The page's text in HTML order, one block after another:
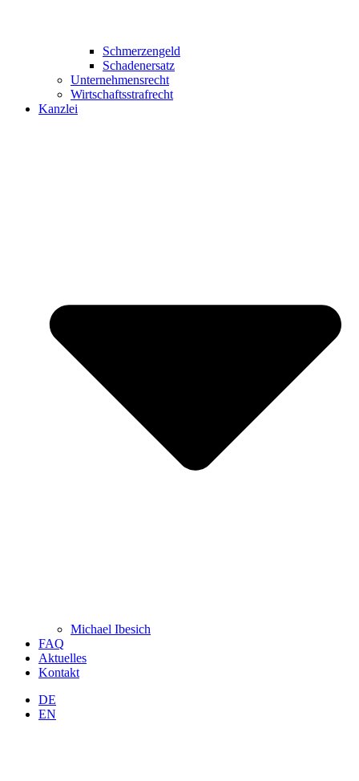
Schmerzengeld
Schadenersatz
Unternehmensrecht
Wirtschaftsstrafrecht
Kanzlei
Michael Ibesich
FAQ
Aktuelles
Kontakt
DE
EN